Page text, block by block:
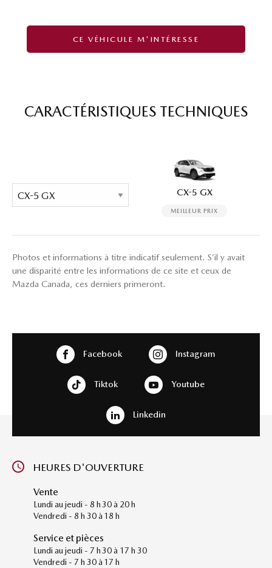
CE VÉHICULE M'INTÉRESSE
CARACTÉRISTIQUES TECHNIQUES
CX-5 GX
MEILLEUR PRIX
Photos et informations à titre indicatif seulement. S’il y avait
une disparité entre les informations de ce site et ceux de
Mazda Canada, ces derniers primeront.
Facebook Instagram
Tiktok Youtube
Linkedin
HEURES D'OUVERTURE
Vente
Lundi au jeudi - 8 h 30 à 20 h
Vendredi - 8 h 30 à 18 h
Service et pièces
Lundi au jeudi - 7 h 30 à 17 h 30
Vendredi - 7 h 30 à 17 h